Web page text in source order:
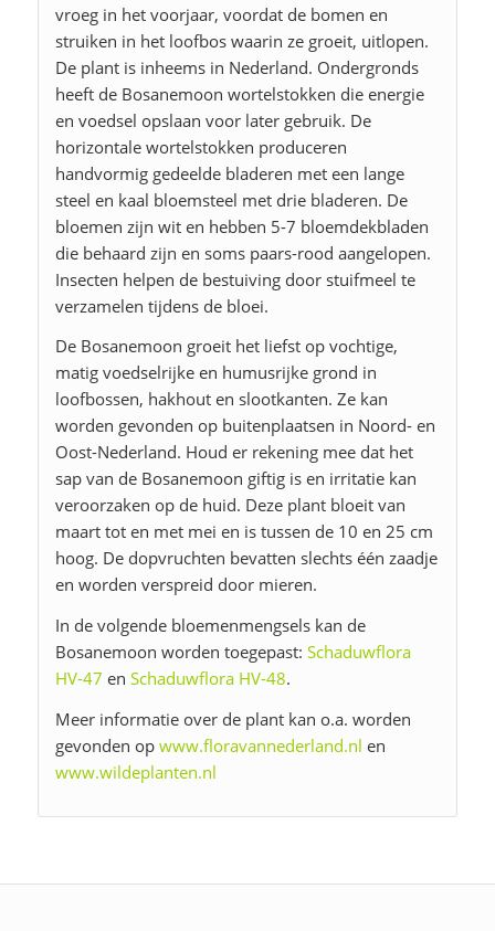
vroeg in het voorjaar, voordat de bomen en
struiken in het loofbos waarin ze groeit, uitlopen.
De plant is inheems in Nederland. Ondergronds
heeft de Bosanemoon wortelstokken die energie
en voedsel opslaan voor later gebruik. De
horizontale wortelstokken produceren
handvormig gedeelde bladeren met een lange
steel en kaal bloemsteel met drie bladeren. De
bloemen zijn wit en hebben 5-7 bloemdekbladen
die behaard zijn en soms paars-rood aangelopen.
Insecten helpen de bestuiving door stuifmeel te
verzamelen tijdens de bloei.
De Bosanemoon groeit het liefst op vochtige,
matig voedselrijke en humusrijke grond in
loofbossen, hakhout en slootkanten. Ze kan
worden gevonden op buitenplaatsen in Noord- en
Oost-Nederland. Houd er rekening mee dat het
sap van de Bosanemoon giftig is en irritatie kan
veroorzaken op de huid. Deze plant bloeit van
maart tot en met mei en is tussen de 10 en 25 cm
hoog. De dopvruchten bevatten slechts één zaadje
en worden verspreid door mieren.
In de volgende bloemenmengsels kan de
Bosanemoon worden toegepast: Schaduwflora
HV-47 en Schaduwflora HV-48.
Meer informatie over de plant kan o.a. worden
gevonden op www.floravannederland.nl en
www.wildeplanten.nl